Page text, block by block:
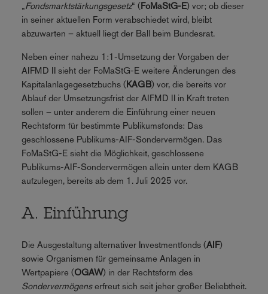
„Fondsmarktstärkungsgesetz“ (FoMaStG-E) vor; ob dieser
in seiner aktuellen Form verabschiedet wird, bleibt
abzuwarten – aktuell liegt der Ball beim Bundesrat.
Neben einer nahezu 1:1-Umsetzung der Vorgaben der
AIFMD II sieht der FoMaStG-E weitere Änderungen des
Kapitalanlagegesetzbuchs (KAGB) vor, die bereits vor
Ablauf der Umsetzungsfrist der AIFMD II in Kraft treten
sollen – unter anderem die Einführung einer neuen
Rechtsform für bestimmte Publikumsfonds: Das
geschlossene Publikums-AIF-Sondervermögen. Das
FoMaStG-E sieht die Möglichkeit, geschlossene
Publikums-AIF-Sondervermögen allein unter dem KAGB
aufzulegen, bereits ab dem 1. Juli 2025 vor.
A. Einführung
Die Ausgestaltung alternativer Investmentfonds (AIF)
sowie Organismen für gemeinsame Anlagen in
Wertpapiere (OGAW) in der Rechtsform des
Sondervermögenserfreut sich seit jeher großer Beliebtheit.